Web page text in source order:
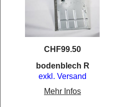
CHF99.50
bodenblech R
exkl. Versand
Mehr Infos